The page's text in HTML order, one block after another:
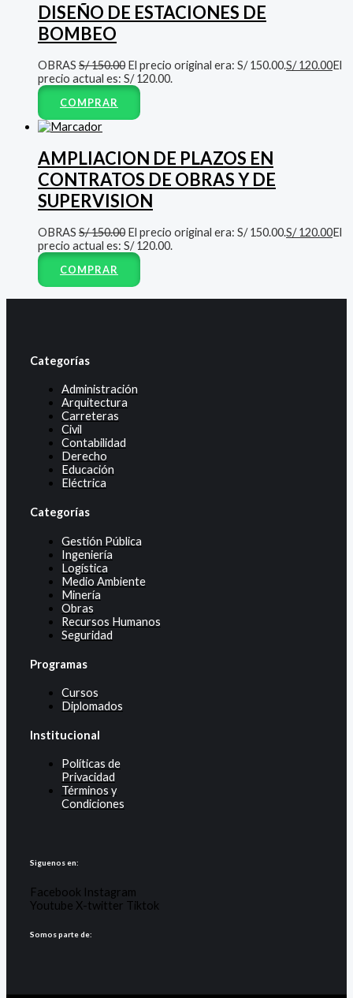
DISEÑO DE ESTACIONES DE
BOMBEO
OBRAS S/150.00 El precio original era: S/ 150.00.S/120.00El
precio actual es: S/ 120.00.
COMPRAR
AMPLIACION DE PLAZOS EN
CONTRATOS DE OBRAS Y DE
SUPERVISION
OBRAS S/150.00 El precio original era: S/ 150.00.S/120.00El
precio actual es: S/ 120.00.
COMPRAR
Categorías
Administración
Arquitectura
Carreteras
Civil
Contabilidad
Derecho
Educación
Eléctrica
Categorías
Gestión Pública
Ingeniería
Logística
Medio Ambiente
Minería
Obras
Recursos Humanos
Seguridad
Programas
Cursos
Diplomados
Institucional
Políticas de
Privacidad
Términos y
Condiciones
Siguenos en:
Facebook Instagram
Youtube X-twitter Tiktok
Somos parte de: